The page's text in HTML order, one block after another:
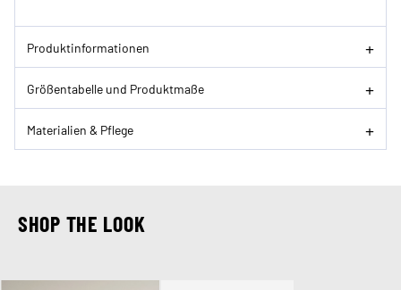
Produktinformationen
Größentabelle und Produktmaße
Materialien & Pflege
SHOP THE LOOK